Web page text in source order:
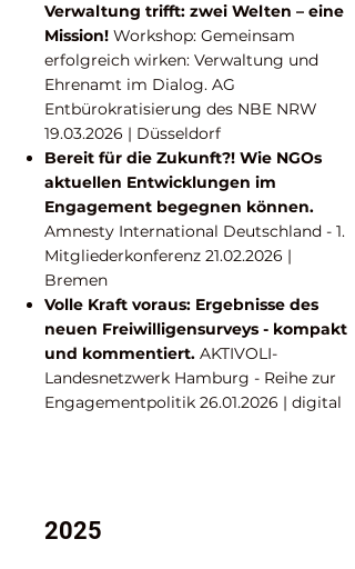
Verwaltung trifft: zwei Welten – eine
Mission! Workshop: Gemeinsam
erfolgreich wirken: Verwaltung und
Ehrenamt im Dialog. AG
Entbürokratisierung des NBE NRW
19.03.2026 | Düsseldorf
Bereit für die Zukunft?! Wie NGOs
aktuellen Entwicklungen im
Engagement begegnen können.
Amnesty International Deutschland - 1.
Mitgliederkonferenz 21.02.2026 |
Bremen
Volle Kraft voraus: Ergebnisse des
neuen Freiwilligensurveys - kompakt
und kommentiert. AKTIVOLI-
Landesnetzwerk Hamburg - Reihe zur
Engagementpolitik 26.01.2026 | digital
2025